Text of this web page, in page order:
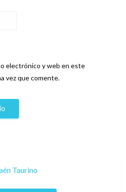
electrónico y web en este
vez que comente.
Taurino